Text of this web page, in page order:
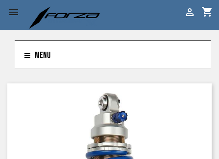
 shopping_cart

MENU